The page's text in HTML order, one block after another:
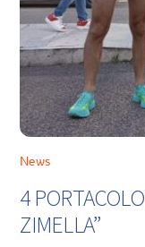
News
4
ZIMELLA”